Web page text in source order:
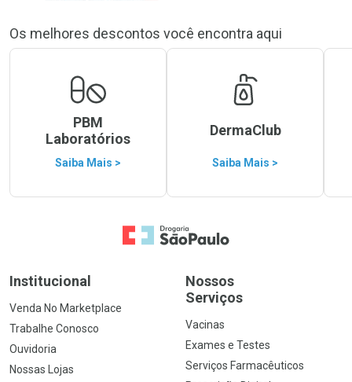
Os melhores descontos você encontra aqui
PBM
Laboratórios
Saiba Mais >
DermaClub
Saiba Mais >
Ir para a Home
Institucional
Venda No Marketplace
Trabalhe Conosco
Ouvidoria
Nossas Lojas
Nossos
Serviços
Vacinas
Exames e Testes
Serviços Farmacêuticos